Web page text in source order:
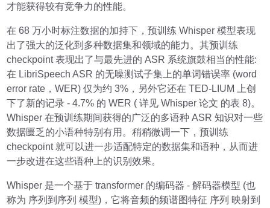
才能获得较有竞争力的性能。
在 68 万小时标注数据的加持下，预训练 Whisper 模型表现
出了强大的泛化到多种数据集和领域的能力。其预训练
checkpoint 表现出了与最先进的 ASR 系统旗鼓相当的性能:
在 LibriSpeech ASR 的无噪测试子集上的单词错误率 (word
error rate，WER) 仅为约 3%，另外它还在 TED-LIUM 上创
下了新的记录 - 4.7% 的 WER ( 详见 Whisper 论文 的表 8)。
Whisper 在预训练期间获得的广泛的多语种 ASR 知识对一些
数据匮乏的小语种特别有用。稍稍微调一下，预训练
checkpoint 就可以进一步适配特定的数据集和语种，从而进
一步改进在这些语种上的识别效果。
Whisper 是一个基于 transformer 的编码器 - 解码器模型 (也
称为 序列到序列 模型)，它将音频的频谱图特征 序列 映射到